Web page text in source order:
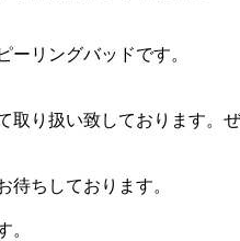
ーリングバッドです。
取り扱い致しております。
待ちしております。
。